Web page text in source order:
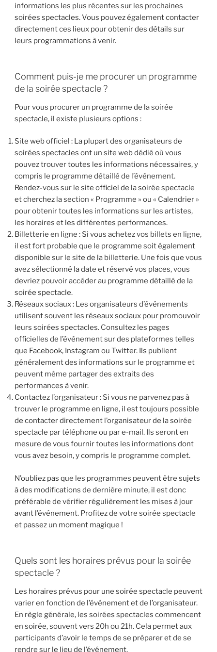
informations les plus récentes sur les prochaines
soirées spectacles. Vous pouvez également contacter
directement ces lieux pour obtenir des détails sur
leurs programmations à venir.
Comment puis-je me procurer un programme
de la soirée spectacle ?
Pour vous procurer un programme de la soirée
spectacle, il existe plusieurs options :
Site web officiel : La plupart des organisateurs de
soirées spectacles ont un site web dédié où vous
pouvez trouver toutes les informations nécessaires, y
compris le programme détaillé de l’événement.
Rendez-vous sur le site officiel de la soirée spectacle
et cherchez la section « Programme » ou « Calendrier »
pour obtenir toutes les informations sur les artistes,
les horaires et les différentes performances.
Billetterie en ligne : Si vous achetez vos billets en ligne,
il est fort probable que le programme soit également
disponible sur le site de la billetterie. Une fois que vous
avez sélectionné la date et réservé vos places, vous
devriez pouvoir accéder au programme détaillé de la
soirée spectacle.
Réseaux sociaux : Les organisateurs d’événements
utilisent souvent les réseaux sociaux pour promouvoir
leurs soirées spectacles. Consultez les pages
officielles de l’événement sur des plateformes telles
que Facebook, Instagram ou Twitter. Ils publient
généralement des informations sur le programme et
peuvent même partager des extraits des
performances à venir.
Contactez l’organisateur : Si vous ne parvenez pas à
trouver le programme en ligne, il est toujours possible
de contacter directement l’organisateur de la soirée
spectacle par téléphone ou par e-mail. Ils seront en
mesure de vous fournir toutes les informations dont
vous avez besoin, y compris le programme complet.
N’oubliez pas que les programmes peuvent être sujets
à des modifications de dernière minute, il est donc
préférable de vérifier régulièrement les mises à jour
avant l’événement. Profitez de votre soirée spectacle
et passez un moment magique !
Quels sont les horaires prévus pour la soirée
spectacle ?
Les horaires prévus pour une soirée spectacle peuvent
varier en fonction de l’événement et de l’organisateur.
En règle générale, les soirées spectacles commencent
en soirée, souvent vers 20h ou 21h. Cela permet aux
participants d’avoir le temps de se préparer et de se
rendre sur le lieu de l’événement.